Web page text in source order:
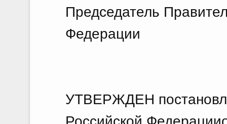
Председатель
Федерации
УТВЕРЖДЕН
Российской